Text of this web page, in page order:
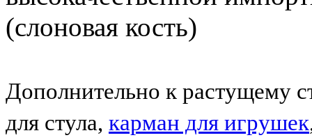
(слоновая кость)
Дополнительно к растущему
для стула, карман для игрушек